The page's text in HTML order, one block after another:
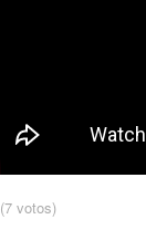
(7 votos)